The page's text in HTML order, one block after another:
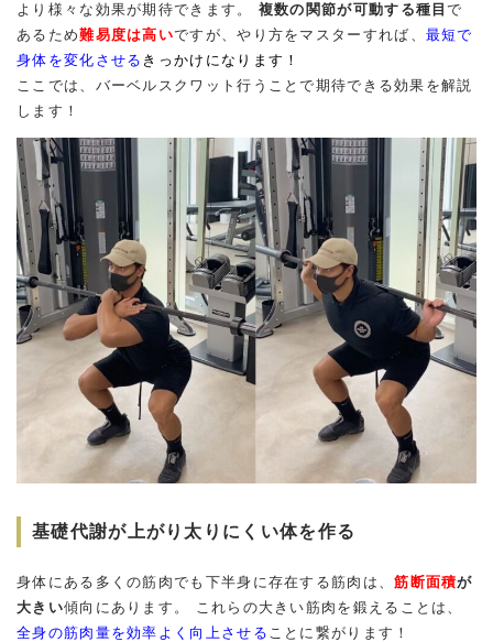
より様々な効果が期待できます。 複数の関節が可動する種目で
あるため難易度は高いですが、やり方をマスターすれば、 最短で
身体を変化させる きっかけになります！
ここでは、バーベルスクワット行うことで期待できる効果を解説
します！
基礎代謝が上がり太りにくい体を作る
身体にある多くの筋肉でも下半身に存在する筋肉は、筋断面積が
大きい傾向にあります。 これらの大きい筋肉を鍛えることは、
全身の筋肉量を効率よく向上させる ことに繋がります！